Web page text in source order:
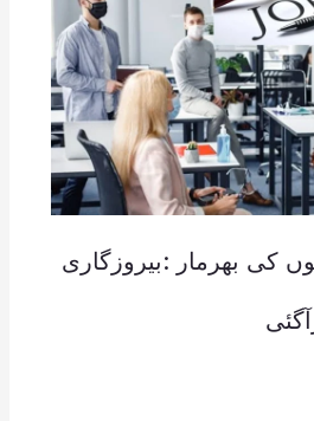
کی بھرمار :بیروزگاری